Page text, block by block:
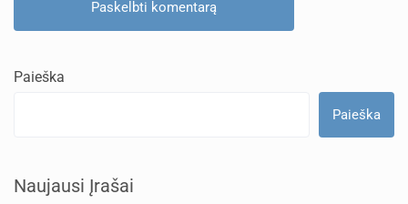
Paieška
Paieška
Naujausi Įrašai